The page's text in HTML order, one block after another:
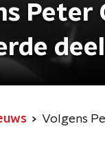
Peter
Volgens